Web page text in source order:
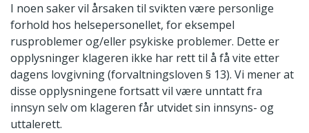
I noen saker vil årsaken til svikten være personlige
forhold hos helsepersonellet, for eksempel
rusproblemer og/eller psykiske problemer. Dette er
opplysninger klageren ikke har rett til å få vite etter
dagens lovgivning (forvaltningsloven § 13). Vi mener at
disse opplysningene fortsatt vil være unntatt fra
innsyn selv om klageren får utvidet sin innsyns- og
uttalerett.